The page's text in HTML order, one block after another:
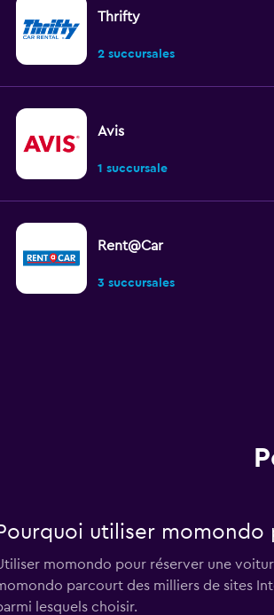
Thrifty
2 succursales
Avis
1 succursale
Rent@Car
3 succursales
utiliser momondo
momondo pour réserver une
parcourt des milliers de sites
lesquels choisir.